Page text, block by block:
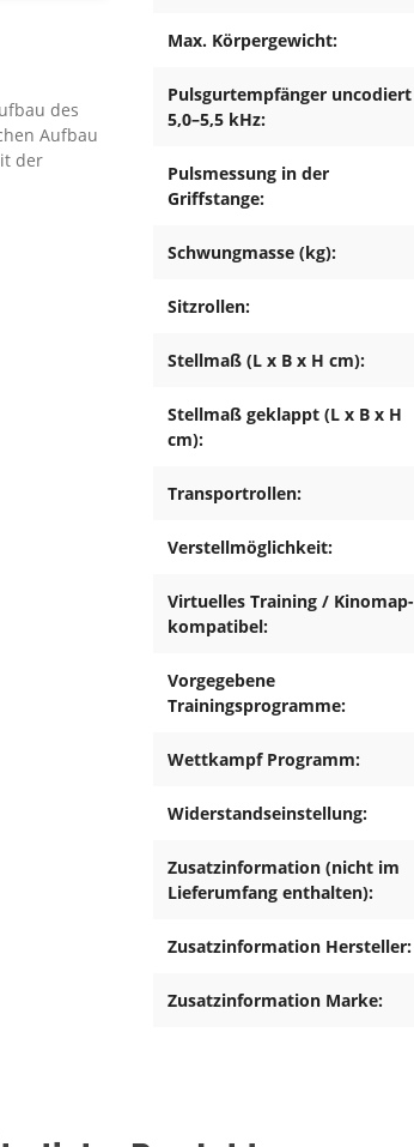
des
Aufbau
der
einer
Max. Körpergewicht:
Pulsgurtempfänger uncodiert
5,0–5,5 kHz:
Pulsmessung in der
Griffstange:
Schwungmasse (kg):
Sitzrollen:
Stellmaß (L x B x H cm):
Stellmaß geklappt (L x B x H
cm):
Transportrollen:
Verstellmöglichkeit:
Virtuelles Training / Kinomap-
kompatibel:
Vorgegebene
Trainingsprogramme:
Wettkampf Programm:
Widerstandseinstellung:
Zusatzinformation (nicht im
Lieferumfang enthalten):
Zusatzinformation Hersteller:
Zusatzinformation Marke: